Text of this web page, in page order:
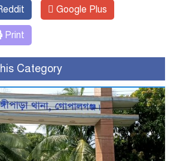
Google Plus
Print
Category